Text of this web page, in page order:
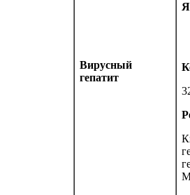
Вирусный
гепатит